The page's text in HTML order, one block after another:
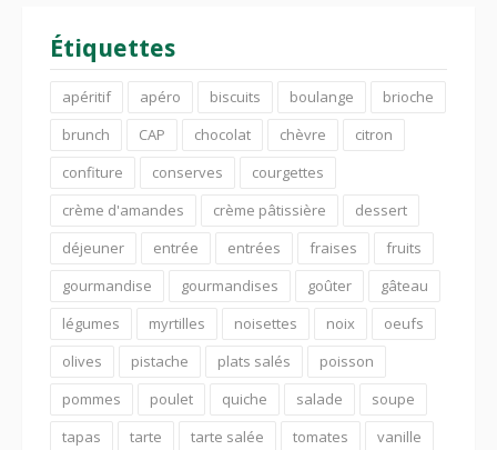
Étiquettes
apéritif apéro biscuits boulange
brioche
brunch
CAP chocolat chèvre
citron
confiture
conserves
courgettes
crème d'amandes
crème pâtissière
dessert
déjeuner
entrée entrées fraises
fruits
gourmandise
gourmandises goûter
gâteau
légumes
myrtilles noisettes noix
oeufs
olives
pistache plats salés
poisson
pommes
poulet quiche salade
soupe
tapas
tarte tarte salée tomates
vanille